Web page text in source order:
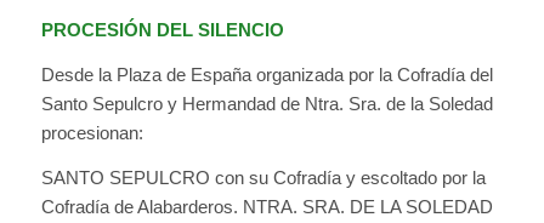
PROCESIÓN DEL SILENCIO
Desde la Plaza de España organizada por la Cofradía del
Santo Sepulcro y Hermandad de Ntra. Sra. de la Soledad
procesionan:
SANTO SEPULCRO con su Cofradía y escoltado por la
Cofradía de Alabarderos. NTRA. SRA. DE LA SOLEDAD